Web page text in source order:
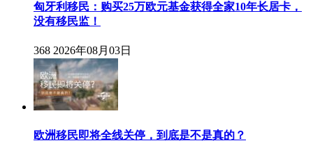
匈牙利移民：购买25万欧元基金获得全家10年长居卡，
没有移民监！
368 2026年08月03日
欧洲移民即将全线关停，到底是不是真的？